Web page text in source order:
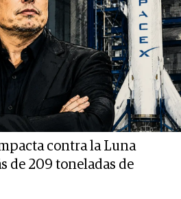
contra la Luna
de 209 toneladas de